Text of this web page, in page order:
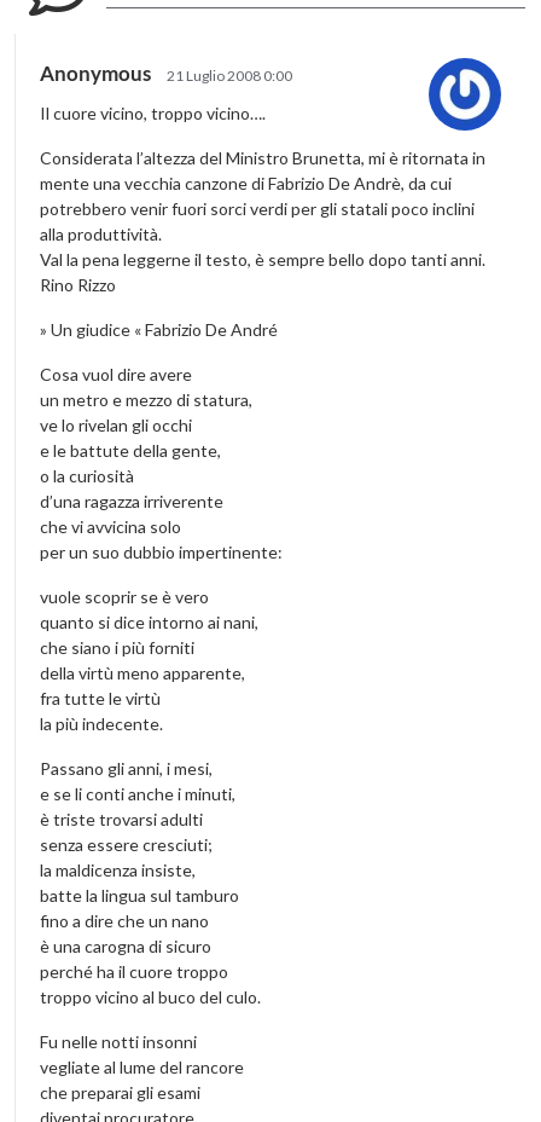
Anonymous 21 Luglio 2008 0:00
Il cuore vicino, troppo vicino….
Considerata l’altezza del Ministro Brunetta, mi è ritornata in
mente una vecchia canzone di Fabrizio De Andrè, da cui
potrebbero venir fuori sorci verdi per gli statali poco inclini
alla produttività.
Val la pena leggerne il testo, è sempre bello dopo tanti anni.
Rino Rizzo
» Un giudice « Fabrizio De André
Cosa vuol dire avere
un metro e mezzo di statura,
ve lo rivelan gli occhi
e le battute della gente,
o la curiosità
d’una ragazza irriverente
che vi avvicina solo
per un suo dubbio impertinente:
vuole scoprir se è vero
quanto si dice intorno ai nani,
che siano i più forniti
della virtù meno apparente,
fra tutte le virtù
la più indecente.
Passano gli anni, i mesi,
e se li conti anche i minuti,
è triste trovarsi adulti
senza essere cresciuti;
la maldicenza insiste,
batte la lingua sul tamburo
fino a dire che un nano
è una carogna di sicuro
perché ha il cuore troppo
troppo vicino al buco del culo.
Fu nelle notti insonni
vegliate al lume del rancore
che preparai gli esami